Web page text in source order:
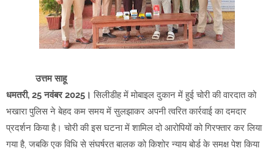
उत्तम साहू
धमतरी, 25 नवंबर 2025।सिलीडीह में मोबाइल दुकान में हुई चोरी की वारदात को
भखारा पुलिस ने बेहद कम समय में सुलझाकर अपनी त्वरित कार्रवाई का दमदार
प्रदर्शन किया है। चोरी की इस घटना में शामिल दो आरोपियों को गिरफ्तार कर लिया
गया है, जबकि एक विधि से संघर्षरत बालक को किशोर न्याय बोर्ड के समक्ष पेश किया